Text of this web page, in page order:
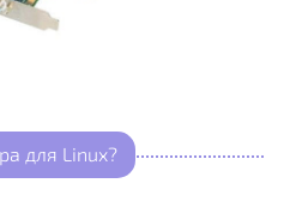
для Linux?